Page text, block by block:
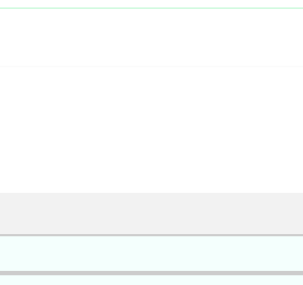
：最低標 | 資料來源：台灣政府